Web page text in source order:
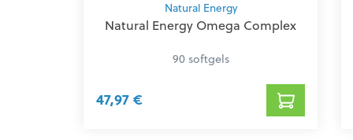
Natural Energy
Natural Energy Omega Complex
90 softgels
47,97 €